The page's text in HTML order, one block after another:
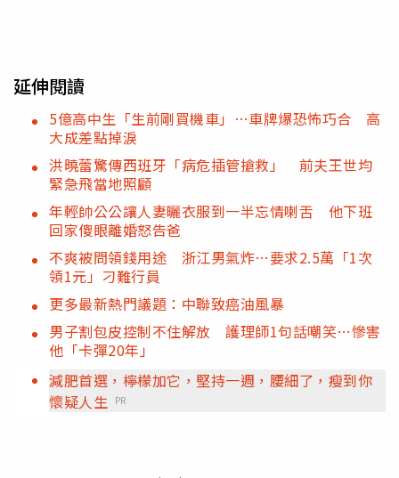
延伸閱讀
5億高中生「生前剛買機車」…車牌爆恐怖巧合 高
大成差點掉淚
洪曉蕾驚傳西班牙「病危插管搶救」 前夫王世均
緊急飛當地照顧
年輕帥公公讓人妻曬衣服到一半忘情喇舌 他下班
回家傻眼離婚怒告爸
不爽被問領錢用途 浙江男氣炸…要求2.5萬「1次
領1元」刁難行員
更多最新熱門議題：中聯致癌油風暴
男子割包皮控制不住解放 護理師1句話嘲笑…慘害
他「卡彈20年」
減肥首選，檸檬加它，堅持一週，腰細了，瘦到你
懷疑人生 PR